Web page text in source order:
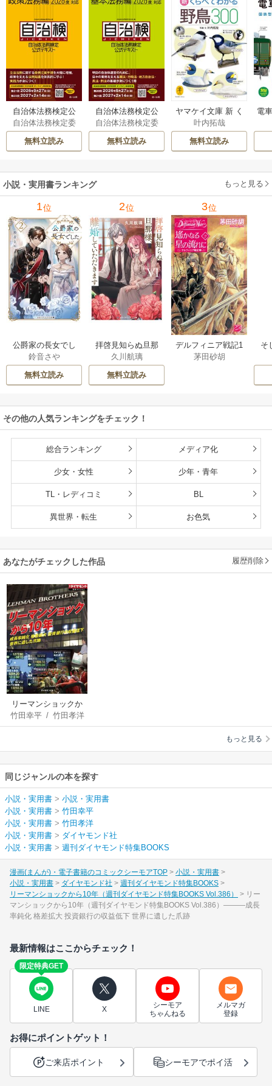
自治体法務検定公
式テキスト 政策
法務編 ２０２６
年度検定対応 1巻
自治体法務検定委
員会
無料立読み
自治体法務検定公
式テキスト 基本
法務編 ２０２６
年度検定対応 1巻
自治体法務検定委
員会
無料立読み
ヤマケイ文庫 新 く
らべてわかる野鳥3
00 1巻
叶内拓哉
無料立読み
電
小説・実用書ランキング もっと見る
1位
公爵家の長女でし
た
鈴音さや
無料立読み
2位
拝啓見知らぬ旦那
様、離婚していた
だきます
久川航璃
無料立読み
3位
デルフィニア戦記1
茅田砂胡
そ
その他の人気ランキングをチェック！
総合ランキング メディア化
少女・女性 少年・青年
TL・レディコミ BL
異世界・転生 お色気
あなたがチェックした作品 履歴削除
リーマンショックか
ら10年（週刊ダイヤ
モンド特集BOOKS
竹田幸平/ 竹田孝洋
もっと見る
同じジャンルの本を探す
小説・実用書 > 小説・実用書
小説・実用書 > 竹田幸平
小説・実用書 > 竹田孝洋
小説・実用書 > ダイヤモンド社
小説・実用書 > 週刊ダイヤモンド特集BOOKS
漫画(まんが)・電子書籍のコミックシーモアTOP
小説・実用書
小説・実用書
ダイヤモンド社
週刊ダイヤモンド特集BOOKS
リーマンショックから10年（週刊ダイヤモンド特集BOOKS Vol.386）
リー
マンショックから10年（週刊ダイヤモンド特集BOOKS Vol.386）―――成長
率鈍化 格差拡大 投資銀行の収益低下 世界に遺した爪跡
最新情報はここからチェック！
限定特典GET
LINE X
シーモア
ちゃんねる
メルマガ
登録
お得にポイントゲット！
ご来店ポイント シーモアでポイ活